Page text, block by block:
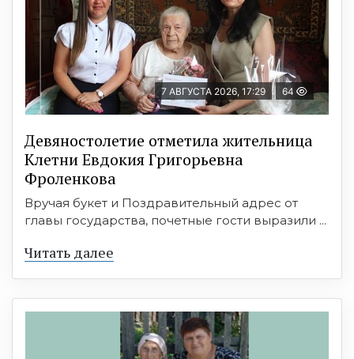
7 АВГУСТА 2026, 17:29 64
Девяностолетие отметила жительница
Клетни Евдокия Григорьевна
Фроленкова
Вручая букет и Поздравительный адрес от
главы государства, почетные гости выразили ...
Читать далее